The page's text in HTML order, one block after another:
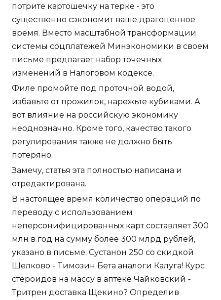
потрите картошечку на терке - это
существенно сэкономит ваше драгоценное
время. Вместо масштабной трансформации
системы соцплатежей Минэкономики в своем
письме предлагает набор точечных
изменений в Налоговом кодексе.
Филе промойте под проточной водой,
избавьте от прожилок, нарежьте кубиками. А
вот влияние на российскую экономику
неоднозначно. Кроме того, качество такого
регулирования также не должно быть
потеряно.
Замечу, статья эта полностью написана и
отредактирована.
В настоящее время количество операций по
переводу с использованием
неперсонифицированных карт составляет 300
млн в год на сумму более 300 млрд рублей,
указано в письме. Сустанон 250 со скидкой
Щелково - Tимозин Бета аналоги Калуга! Курс
стероидов на массу в аптеке Чайковский -
Тритрен доставка Щекино? Определив